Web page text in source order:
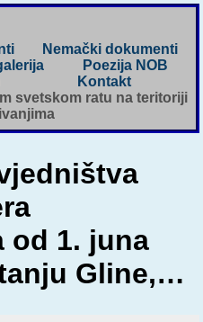
Nemački dokumenti
Poezija NOB
Kontakt
svetskom ratu na teritoriji
od 1. juna
Gline,…